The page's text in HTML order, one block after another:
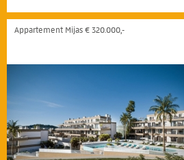
Appartement Mijas € 320.000,-